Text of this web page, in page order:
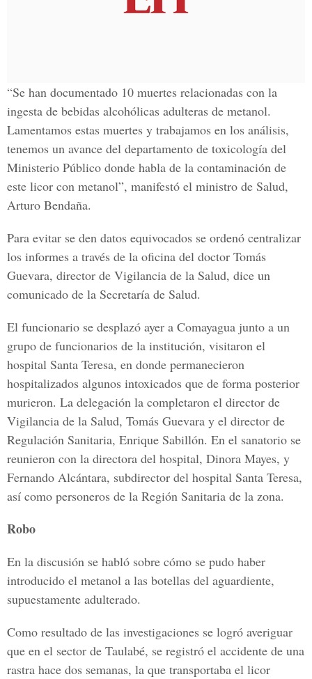
“Se han documentado 10 muertes relacionadas con la
ingesta de bebidas alcohólicas adulteras de metanol.
Lamentamos estas muertes y trabajamos en los análisis,
tenemos un avance del departamento de toxicología del
Ministerio Público donde habla de la contaminación de
este licor con metanol”, manifestó el ministro de Salud,
Arturo Bendaña.
Para evitar se den datos equivocados se ordenó centralizar
los informes a través de la oficina del doctor Tomás
Guevara, director de Vigilancia de la Salud, dice un
comunicado de la Secretaría de Salud.
El funcionario se desplazó ayer a Comayagua junto a un
grupo de funcionarios de la institución, visitaron el
hospital Santa Teresa, en donde permanecieron
hospitalizados algunos intoxicados que de forma posterior
murieron. La delegación la completaron el director de
Vigilancia de la Salud, Tomás Guevara y el director de
Regulación Sanitaria, Enrique Sabillón. En el sanatorio se
reunieron con la directora del hospital, Dinora Mayes, y
Fernando Alcántara, subdirector del hospital Santa Teresa,
así como personeros de la Región Sanitaria de la zona.
Robo
En la discusión se habló sobre cómo se pudo haber
introducido el metanol a las botellas del aguardiente,
supuestamente adulterado.
Como resultado de las investigaciones se logró averiguar
que en el sector de Taulabé, se registró el accidente de una
rastra hace dos semanas, la que transportaba el licor